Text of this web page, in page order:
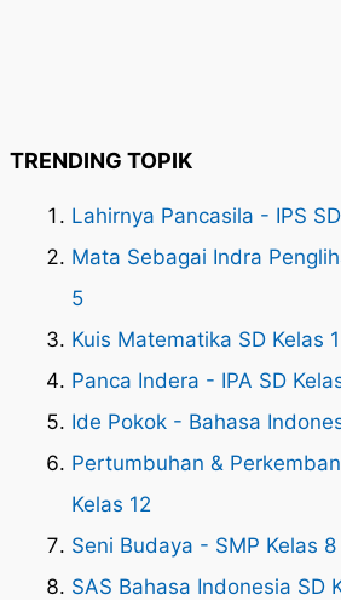
TRENDING TOPIK
Lahirnya Pancasila - IPS
Mata Sebagai Indra
5
Kuis Matematika SD Kelas 1
Panca Indera - IPA SD
Ide Pokok - Bahasa
Pertumbuhan &
Kelas 12
Seni Budaya - SMP Kelas 8
SAS Bahasa Indonesia SD